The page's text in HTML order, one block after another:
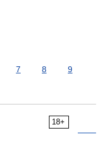
7 8
9
18+